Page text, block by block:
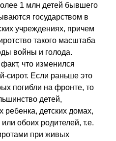
1 млн детей бывшего
государством в
учреждениях, причем
такого масштаба
войны и голода.
что изменился
сирот. Если раньше это
погибли на фронте, то
детей,
детских домах,
обоих родителей, т.е.
при живых